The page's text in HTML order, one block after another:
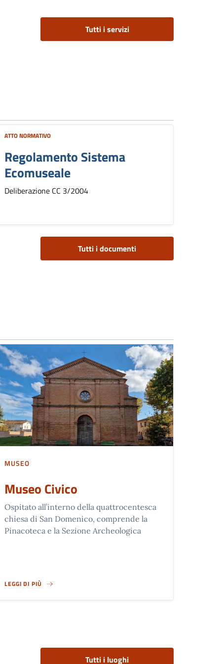
Tutti i servizi
ATTO NORMATIVO
Regolamento Sistema
Ecomuseale
Deliberazione CC 3/2004
Tutti i documenti
MUSEO
Museo Civico
Ospitato all’interno della quattrocentesca
chiesa di San Domenico, comprende la
Pinacoteca e la Sezione Archeologica
LEGGI DI PIÙ
MUSEO CIVICO
Tutti i luoghi